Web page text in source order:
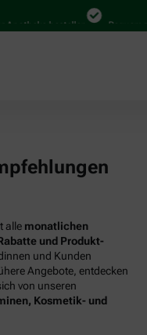
bestellen Bequem
alle monatlichen
und Produkt-
und Kunden
Angebote, entdecken
von unseren
Kosmetik- und